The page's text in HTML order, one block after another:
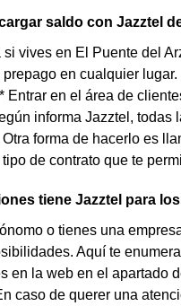
saldo con Jazztel
si vives en El Puente del
en cualquier
Entrar en el área de
informa Jazztel, todas
forma de hacerlo es
de contrato que te
tiene Jazztel para
o tienes una
Aquí te
en la web en el apartado
caso de querer una